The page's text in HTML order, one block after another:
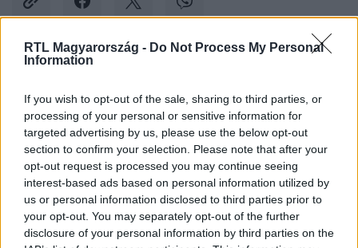
RTL Magyarország - Do Not Process My Personal
Information
If you wish to opt-out of the sale, sharing to third parties, or
processing of your personal or sensitive information for
targeted advertising by us, please use the below opt-out
section to confirm your selection. Please note that after your
opt-out request is processed you may continue seeing
interest-based ads based on personal information utilized by
us or personal information disclosed to third parties prior to
your opt-out. You may separately opt-out of the further
disclosure of your personal information by third parties on the
Facebookon is!
Követem
# THE FLOOR - CSAK EGY MARADHAT #VIDEÓ